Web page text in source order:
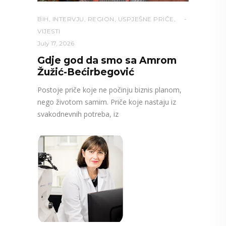
BIH INTERVJU REGION USPJEŠNE PRIČE
VIJESTI
July 17, 2026
Gdje god da smo sa Amrom
Žužić-Bećirbegović
Postoje priče koje ne počinju biznis planom,
nego životom samim. Priče koje nastaju iz
svakodnevnih potreba, iz